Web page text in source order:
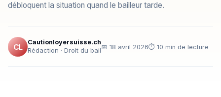
débloquent la situation quand le bailleur tarde.
CL Cautionloyersuisse.ch
Rédaction · Droit du bail📅 18 avril 2026⏱ 10 min de lecture